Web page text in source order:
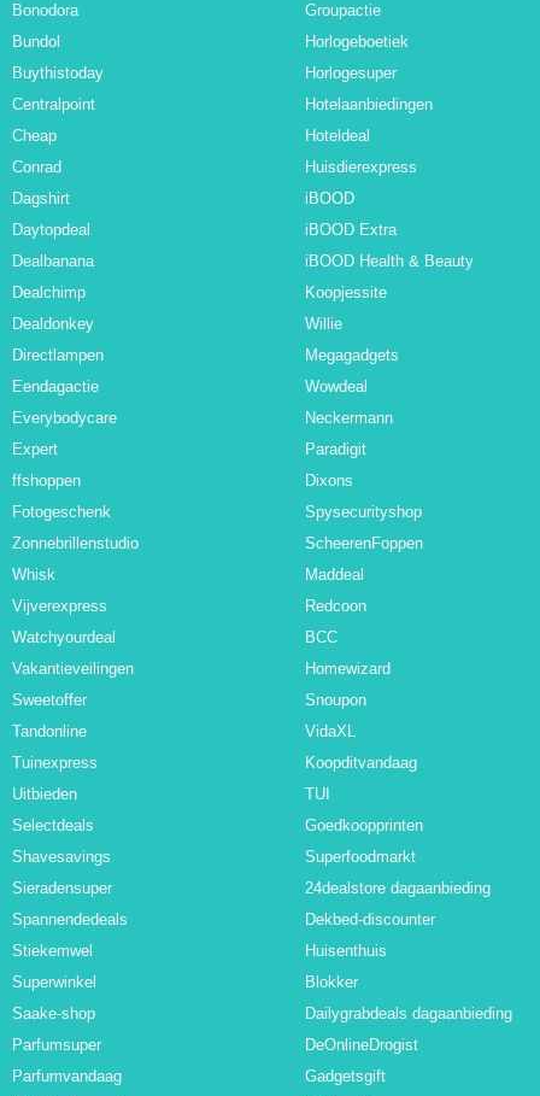
Bonodora
Bundol
Buythistoday
Centralpoint
Cheap
Conrad
Dagshirt
Daytopdeal
Dealbanana
Dealchimp
Dealdonkey
Directlampen
Eendagactie
Everybodycare
Expert
ffshoppen
Fotogeschenk
Zonnebrillenstudio
Whisk
Vijverexpress
Watchyourdeal
Vakantieveilingen
Sweetoffer
Tandonline
Tuinexpress
Uitbieden
Selectdeals
Shavesavings
Sieradensuper
Spannendedeals
Stiekemwel
Superwinkel
Saake-shop
Parfumsuper
Parfumvandaag
Groupactie
Horlogeboetiek
Horlogesuper
Hotelaanbiedingen
Hoteldeal
Huisdierexpress
iBOOD
iBOOD Extra
iBOOD Health & Beauty
Koopjessite
Willie
Megagadgets
Wowdeal
Neckermann
Paradigit
Dixons
Spysecurityshop
ScheerenFoppen
Maddeal
Redcoon
BCC
Homewizard
Snoupon
VidaXL
Koopditvandaag
TUI
Goedkoopprinten
Superfoodmarkt
24dealstore dagaanbieding
Dekbed-discounter
Huisenthuis
Blokker
Dailygrabdeals dagaanbieding
DeOnlineDrogist
Gadgetsgift